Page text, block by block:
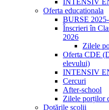
INTENSIV
Oferta educationala
BURSE
Înscrieri în
2026
Zilele
Oferta CDE
elevului)
INTENSIV
Cercuri
After-school
Zilele porților
Dotările școlii